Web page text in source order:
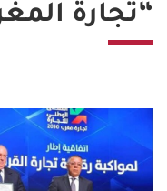
“تجارة المغرب